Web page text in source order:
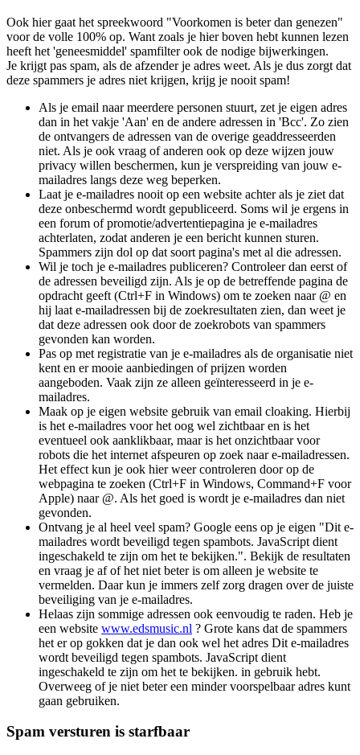
Ook hier gaat het spreekwoord "Voorkomen is beter dan genezen"
voor de volle 100% op. Want zoals je hier boven hebt kunnen lezen
heeft het 'geneesmiddel' spamfilter ook de nodige bijwerkingen.
Je krijgt pas spam, als de afzender je adres weet. Als je dus zorgt dat
deze spammers je adres niet krijgen, krijg je nooit spam!
Als je email naar meerdere personen stuurt, zet je eigen adres
dan in het vakje 'Aan' en de andere adressen in 'Bcc'. Zo zien
de ontvangers de adressen van de overige geaddresseerden
niet. Als je ook vraag of anderen ook op deze wijzen jouw
privacy willen beschermen, kun je verspreiding van jouw e-
mailadres langs deze weg beperken.
Laat je e-mailadres nooit op een website achter als je ziet dat
deze onbeschermd wordt gepubliceerd. Soms wil je ergens in
een forum of promotie/advertentiepagina je e-mailadres
achterlaten, zodat anderen je een bericht kunnen sturen.
Spammers zijn dol op dat soort pagina's met al die adressen.
Wil je toch je e-mailadres publiceren? Controleer dan eerst of
de adressen beveiligd zijn. Als je op de betreffende pagina de
opdracht geeft (Ctrl+F in Windows) om te zoeken naar @ en
hij laat e-mailadressen bij de zoekresultaten zien, dan weet je
dat deze adressen ook door de zoekrobots van spammers
gevonden kan worden.
Pas op met registratie van je e-mailadres als de organisatie niet
kent en er mooie aanbiedingen of prijzen worden
aangeboden. Vaak zijn ze alleen geïnteresseerd in je e-
mailadres.
Maak op je eigen website gebruik van email cloaking. Hierbij
is het e-mailadres voor het oog wel zichtbaar en is het
eventueel ook aanklikbaar, maar is het onzichtbaar voor
robots die het internet afspeuren op zoek naar e-mailadressen.
Het effect kun je ook hier weer controleren door op de
webpagina te zoeken (Ctrl+F in Windows, Command+F voor
Apple) naar @. Als het goed is wordt je e-mailadres dan niet
gevonden.
Ontvang je al heel veel spam? Google eens op je eigen "Dit e-
mailadres wordt beveiligd tegen spambots. JavaScript dient
ingeschakeld te zijn om het te bekijken.". Bekijk de resultaten
en vraag je af of het niet beter is om alleen je website te
vermelden. Daar kun je immers zelf zorg dragen over de juiste
beveiliging van je e-mailadres.
Helaas zijn sommige adressen ook eenvoudig te raden. Heb je
een website www.edsmusic.nl ? Grote kans dat de spammers
het er op gokken dat je dan ook wel het adres Dit e-mailadres
wordt beveiligd tegen spambots. JavaScript dient
ingeschakeld te zijn om het te bekijken. in gebruik hebt.
Overweeg of je niet beter een minder voorspelbaar adres kunt
gaan gebruiken.
Spam versturen is starfbaar